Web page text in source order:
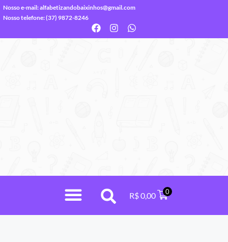
Nosso e-mail:alfabetizandobaixinhos@gmail.com
Nosso telefone: (37) 9872-8246
R$0,00 0